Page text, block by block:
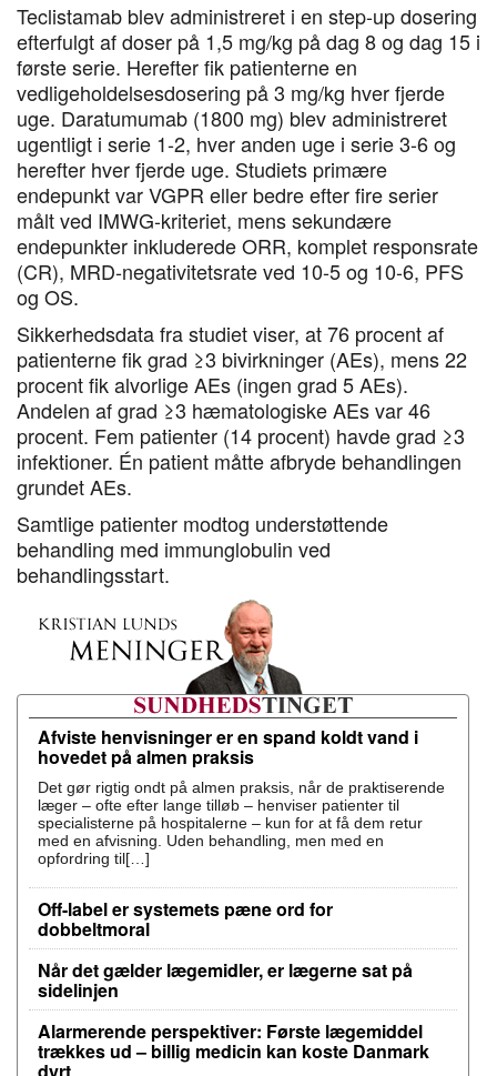
Teclistamab blev administreret i en step-up dosering
efterfulgt af doser på 1,5 mg/kg på dag 8 og dag 15 i
første serie. Herefter fik patienterne en
vedligeholdelsesdosering på 3 mg/kg hver fjerde
uge. Daratumumab (1800 mg) blev administreret
ugentligt i serie 1-2, hver anden uge i serie 3-6 og
herefter hver fjerde uge. Studiets primære
endepunkt var VGPR eller bedre efter fire serier
målt ved IMWG-kriteriet, mens sekundære
endepunkter inkluderede ORR, komplet responsrate
(CR), MRD-negativitetsrate ved 10-5 og 10-6, PFS
og OS.
Sikkerhedsdata fra studiet viser, at 76 procent af
patienterne fik grad ≥3 bivirkninger (AEs), mens 22
procent fik alvorlige AEs (ingen grad 5 AEs).
Andelen af grad ≥3 hæmatologiske AEs var 46
procent. Fem patienter (14 procent) havde grad ≥3
infektioner. Én patient måtte afbryde behandlingen
grundet AEs.
Samtlige patienter modtog understøttende
behandling med immunglobulin ved
behandlingsstart.
Afviste henvisninger er en spand koldt vand i
hovedet på almen praksis
Det gør rigtig ondt på almen praksis, når de praktiserende
læger – ofte efter lange tilløb – henviser patienter til
specialisterne på hospitalerne – kun for at få dem retur
med en afvisning. Uden behandling, men med en
opfordring til[…]
Off-label er systemets pæne ord for
dobbeltmoral
Når det gælder lægemidler, er lægerne sat på
sidelinjen
Alarmerende perspektiver: Første lægemiddel
trækkes ud – billig medicin kan koste Danmark